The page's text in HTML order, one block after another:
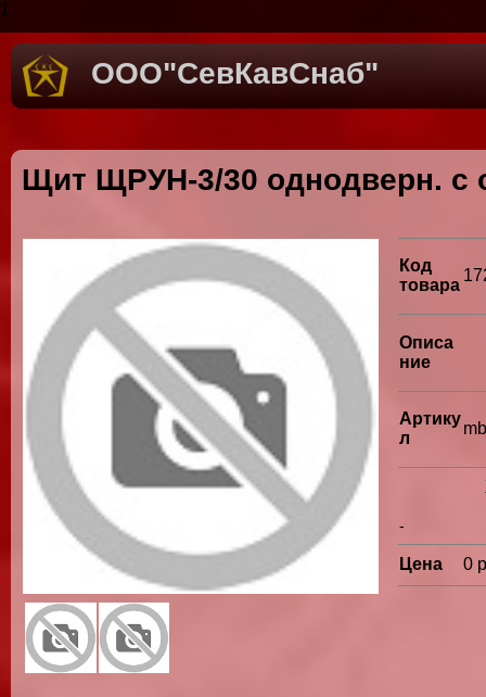
1
ООО"СевКавСнаб"
Щит ЩРУН-3/30 однодверн. с
Код
товара
Описа
ние
Артику
л
-
Цена 0